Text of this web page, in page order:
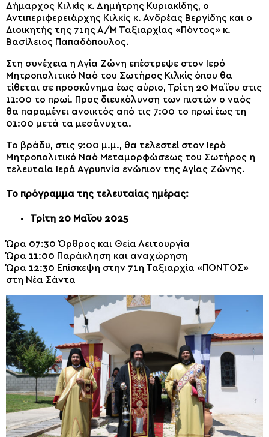
Δήμαρχος Κιλκίς κ. Δημήτρης Κυριακίδης, ο
Αντιπεριφερειάρχης Κιλκίς κ. Ανδρέας Βεργίδης και ο
Διοικητής της 71ης Α/Μ Ταξιαρχίας «Πόντος» κ.
Βασίλειος Παπαδόπουλος.
Στη συνέχεια η Αγία Ζώνη επέστρεψε στον Ιερό
Μητροπολιτικό Ναό του Σωτήρος Κιλκίς όπου θα
τίθεται σε προσκύνημα έως αύριο, Τρίτη 20 Μαΐου στις
11:00 το πρωί. Προς διευκόλυνση των πιστών ο ναός
θα παραμένει ανοικτός από τις 7:00 το πρωί έως τη
01:00 μετά τα μεσάνυχτα.
Το βράδυ, στις 9:00 μ.μ., θα τελεστεί στον Ιερό
Μητροπολιτικό Ναό Μεταμορφώσεως του Σωτήρος η
τελευταία Ιερά Αγρυπνία ενώπιον της Αγίας Ζώνης.
Το πρόγραμμα της τελευταίας ημέρας:
Τρίτη 20 Μαΐου 2025
Ώρα 07:30 Όρθρος και Θεία Λειτουργία
Ώρα 11:00 Παράκληση και αναχώρηση
Ώρα 12:30 Επίσκεψη στην 71η Ταξιαρχία «ΠΟΝΤΟΣ»
στη Νέα Σάντα